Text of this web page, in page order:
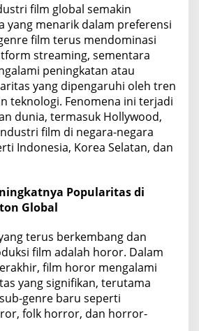
film global semakin
yang menarik dalam preferensi
film terus mendominasi
streaming, sementara
peningkatan atau
yang dipengaruhi oleh tren
teknologi. Fenomena ini terjadi
dunia, termasuk Hollywood,
film di negara-negara
Indonesia, Korea Selatan, dan
Popularitas di
Global
terus berkembang dan
film adalah horor. Dalam
film horor mengalami
yang signifikan, terutama
genre baru seperti
folk horror, dan horror-